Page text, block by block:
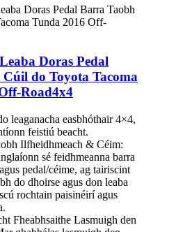
Doras Pedal
do Toyota Tacoma
Road4x4
leaganacha easbhóthair 4×4,
feistiú beacht.
Ilfheidhmeach & Céim:
sé feidhmeanna barra
pedal/céime, ag tairiscint
do dhoirse agus don leaba
rochtain paisinéirí agus
Fheabhsaithe Lasmuigh den